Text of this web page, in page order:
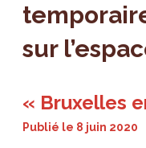
sur
« Bruxelles
Publié le 8 juin 2020